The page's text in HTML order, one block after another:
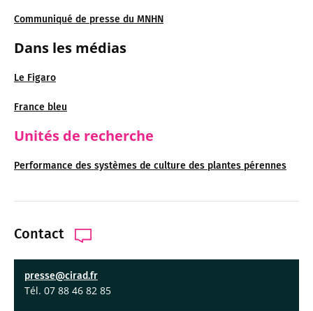
Communiqué de presse du MNHN
Dans les médias
Le Figaro
France bleu
Unités de recherche
Performance des systèmes de culture des plantes pérennes
Contact
presse@cirad.fr
Tél. 07 88 46 82 85